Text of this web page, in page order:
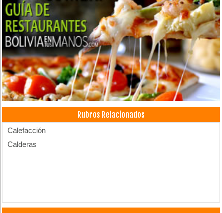
Rubros Relacionados
Calefacción
Calderas